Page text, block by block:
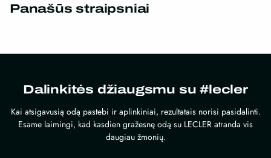
Panašūs straipsniai
Dalinkitės džiaugsmu su #lecler
Kai atsigavusią odą pastebi ir aplinkiniai, rezultatais norisi pasidalinti.
Esame laimingi, kad kasdien gražesnę odą su LECLER atranda vis
daugiau žmonių.